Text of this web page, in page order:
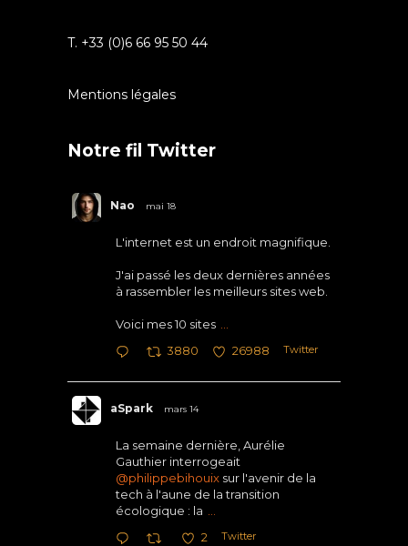
T. +33 (0)6 66 95 50 44
Mentions légales
Notre fil Twitter
Nao mai 18
L'internet est un endroit magnifique.
J'ai passé les deux dernières années
à rassembler les meilleurs sites web.
Voici mes 10 sites
3880 26988 Twitter
aSpark mars 14
La semaine dernière, Aurélie
Gauthier interrogeait
@philippebihouix sur l'avenir de la
tech à l'aune de la transition
écologique : la
2 Twitter